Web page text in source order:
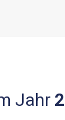
Jahr